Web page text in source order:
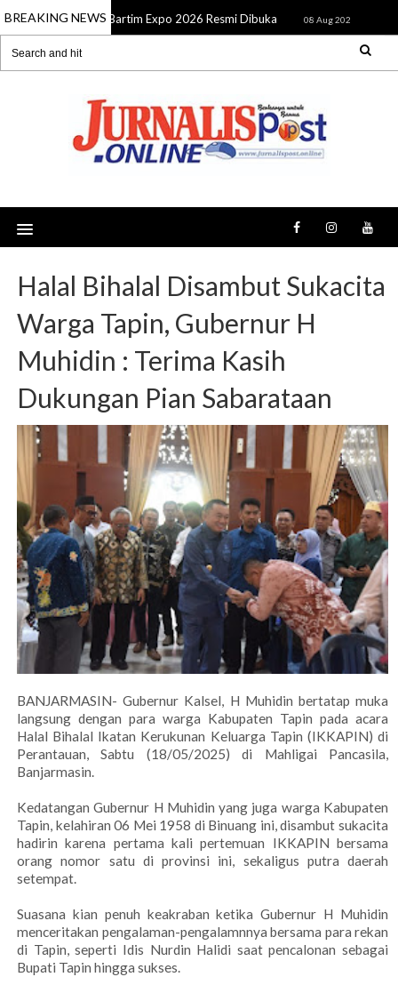
BREAKING NEWS
08 Aug 2026 Bartim Expo 2026 Resmi Dibuka 08 Aug 2026
Halal Bihalal Disambut Sukacita
Warga Tapin, Gubernur H
Muhidin : Terima Kasih
Dukungan Pian Sabarataan
BANJARMASIN- Gubernur Kalsel, H Muhidin bertatap muka
langsung dengan para warga Kabupaten Tapin pada acara
Halal Bihalal Ikatan Kerukunan Keluarga Tapin (IKKAPIN) di
Perantauan, Sabtu (18/05/2025) di Mahligai Pancasila,
Banjarmasin.
Kedatangan Gubernur H Muhidin yang juga warga Kabupaten
Tapin, kelahiran 06 Mei 1958 di Binuang ini, disambut sukacita
hadirin karena pertama kali pertemuan IKKAPIN bersama
orang nomor satu di provinsi ini, sekaligus putra daerah
setempat.
Suasana kian penuh keakraban ketika Gubernur H Muhidin
menceritakan pengalaman-pengalamnnya bersama para rekan
di Tapin, seperti Idis Nurdin Halidi saat pencalonan sebagai
Bupati Tapin hingga sukses.